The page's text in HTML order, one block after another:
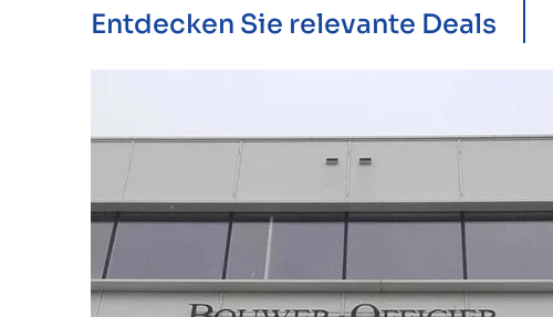
Entdecken Sie relevante Deals